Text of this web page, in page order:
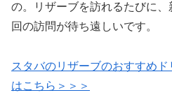
の。リザーブを訪れるたびに
回の訪問が待ち遠しいです。
スタバのリザーブのおすすめ
はこちら＞＞＞